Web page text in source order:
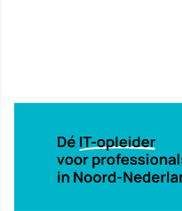
13 jun 2025, 09:54